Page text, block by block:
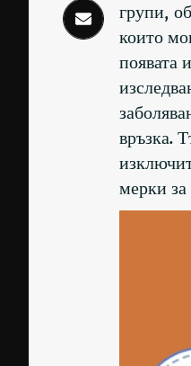
групи,
които
появата
връзка.
мерки